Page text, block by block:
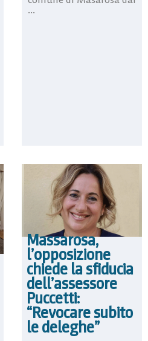
...
Massarosa,
l’opposizione
chiede la sfiducia
dell’assessore
Puccetti:
“Revocare subito
le deleghe”